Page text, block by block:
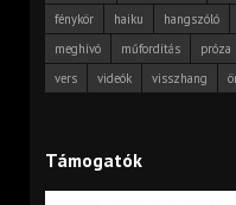
fénykör
haiku hangszóló
meghívó
műfordítás próza
vers
videók visszhang
Támogatók